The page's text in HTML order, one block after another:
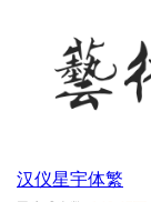
汉仪星宇体繁